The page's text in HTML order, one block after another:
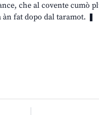
che al covente cumò
fat dopo dal taramot. ❚